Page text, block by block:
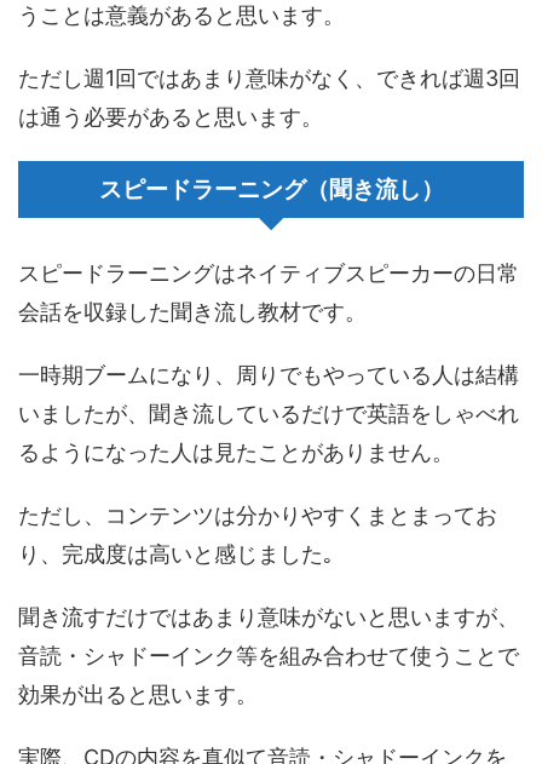
うことは意義があると思います。
ただし週1回ではあまり意味がなく、できれば週3回
は通う必要があると思います。
スピードラーニング（聞き流し）
スピードラーニングはネイティブスピーカーの日常
会話を収録した聞き流し教材です。
一時期ブームになり、周りでもやっている人は結構
いましたが、聞き流しているだけで英語をしゃべれ
るようになった人は見たことがありません。
ただし、コンテンツは分かりやすくまとまってお
り、完成度は高いと感じました｡
聞き流すだけではあまり意味がないと思いますが、
音読・シャドーインク等を組み合わせて使うことで
効果が出ると思います。
実際、CDの内容を真似て音読・シャドーインクを